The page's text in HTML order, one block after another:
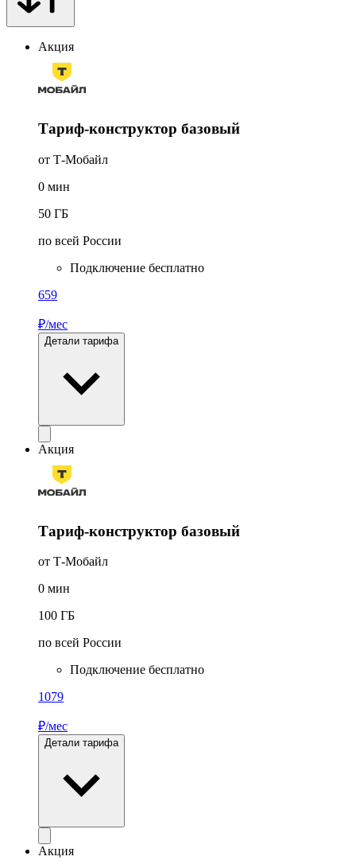
Акция
Тариф-конструктор базовый
от Т‑Мобайл
0 мин
50 ГБ
по всей России
Подключение бесплатно
659
₽/мес
Детали тарифа
Акция
Тариф-конструктор базовый
от Т‑Мобайл
0 мин
100 ГБ
по всей России
Подключение бесплатно
1079
₽/мес
Детали тарифа
Акция